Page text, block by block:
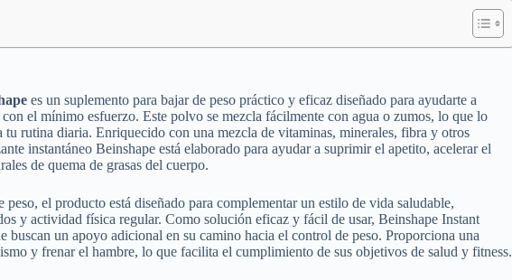
es un suplemento para bajar de peso práctico y eficaz diseñado para ayudarte a
el mínimo esfuerzo. Este polvo se mezcla fácilmente con agua o zumos, lo que lo
rutina diaria. Enriquecido con una mezcla de vitaminas, minerales, fibra y otros
instantáneo Beinshape está elaborado para ayudar a suprimir el apetito, acelerar el
de quema de grasas del cuerpo.
el producto está diseñado para complementar un estilo de vida saludable,
y actividad física regular. Como solución eficaz y fácil de usar, Beinshape Instant
buscan un apoyo adicional en su camino hacia el control de peso. Proporciona una
y frenar el hambre, lo que facilita el cumplimiento de sus objetivos de salud y fitness.